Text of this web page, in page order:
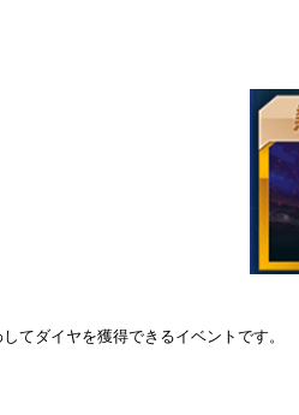
てダイヤを獲得できるイベントです。